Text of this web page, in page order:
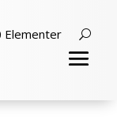
Elementer